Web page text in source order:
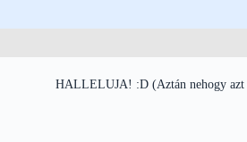
HALLELUJA! :D (Aztán nehogy azt